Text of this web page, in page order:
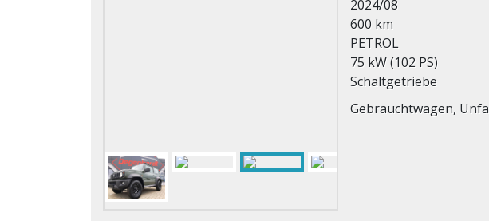
2024/08
600 km
PETROL
75 kW (102 PS)
Schaltgetriebe
Gebrauchtwagen,